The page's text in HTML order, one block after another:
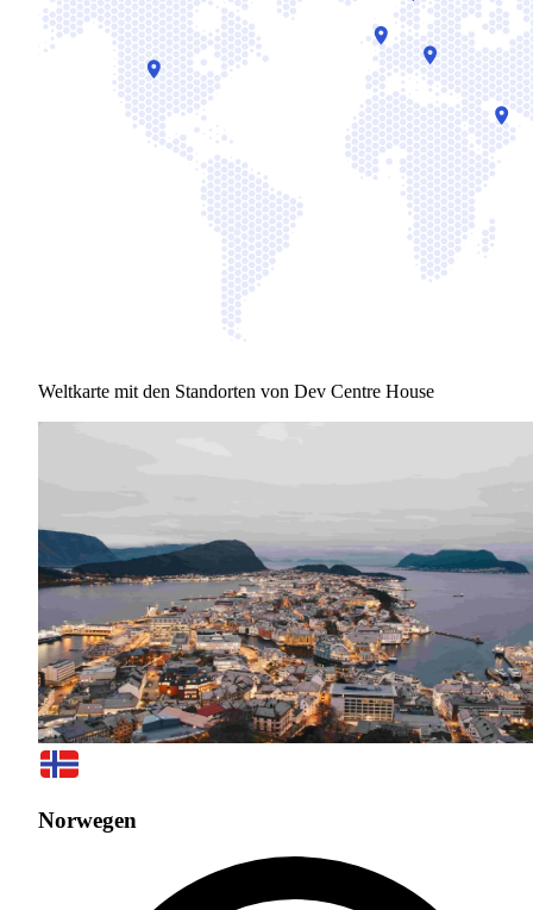
Weltkarte mit den Standorten von Dev Centre House
Norwegen